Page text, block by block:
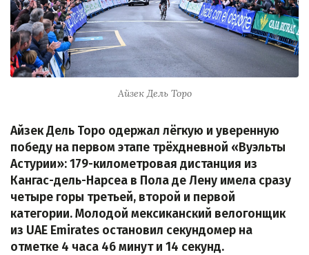
Айзек Дель Торо
Айзек Дель Торо одержал лёгкую и уверенную
победу на первом этапе трёхдневной «Вуэльты
Астурии»: 179-километровая дистанция из
Кангас-дель-Нарсеа в Пола де Лену имела сразу
четыре горы третьей, второй и первой
категории. Молодой мексиканский велогонщик
из UAE Emirates остановил секундомер на
отметке 4 часа 46 минут и 14 секунд.